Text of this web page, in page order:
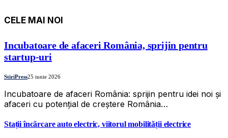
CELE MAI NOI
Incubatoare de afaceri România, sprijin pentru
startup-uri
StiriPress25 iunie 2026
Incubatoare de afaceri România: sprijin pentru idei noi și
afaceri cu potențial de creștere România…
Stații încărcare auto electric, viitorul mobilității electrice